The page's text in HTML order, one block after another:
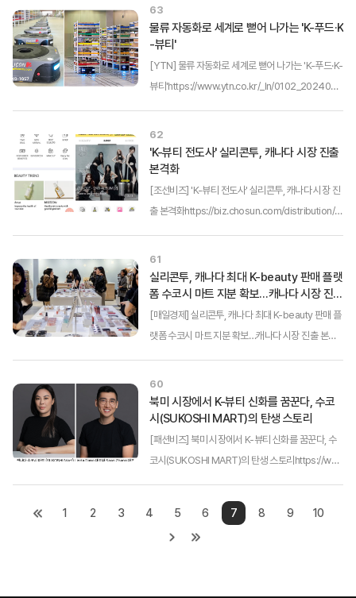
찌민을 거점으로 지사 설립을 완료하며 동남아 시장
에서의 사업 확장에도 집중하고 있...
63
물류 자동화로 세계로 뻗어 나가는 'K-푸드·K
-뷰티'
[YTN] 물류 자동화로 세계로 뻗어 나가는 'K-푸드·K-
뷰티'https://www.ytn.co.kr/_ln/0102_2024021
인 운반 로봇) 이미지[앵커]한국 라면에 이어 국산 화
장품이 해외에서 큰 인기를 ...
62
'K-뷰티 전도사' 실리콘투, 캐나다 시장 진출
본격화
[조선비즈] 'K-뷰티 전도사' 실리콘투, 캐나다 시장 진
출 본격화https://biz.chosun.com/distribution/fa
원본 기사 내용을 확인할 수 있습니다.)케이뷰티 글로
벌 유통 플랫폼을 지향하는 실리콘투는 캐...
61
실리콘투, 캐나다 최대 K-beauty 판매 플랫
폼 수코시 마트 지분 확보…캐나다 시장 진
출...
[매일경제] 실리콘투, 캐나다 최대 K-beauty 판매 플
랫폼 수코시 마트 지분 확보…캐나다 시장 진출 본격
확인할 수 있습니다. 케이뷰티 글로벌 유통 플랫폼을
지향하는 실리콘투는 캐나다 ...
60
북미 시장에서 K-뷰티 신화를 꿈꾼다, 수코
시(SUKOSHI MART)의 탄생 스토리
[패션비즈] 북미 시장에서 K-뷰티 신화를 꿈꾼다, 수
코시(SUKOSHI MART)의 탄생 스토리https://ww
x=205290(링크를 클릭하면 해당 언론사 원본 기사
내용을 확인할 수 있습니다.)2018년 문을 연 수코시
마트(Sukoshi Mart)는 캐나다의 가장 큰 대도...
1 2 3 4 5 6 7 8 9 10